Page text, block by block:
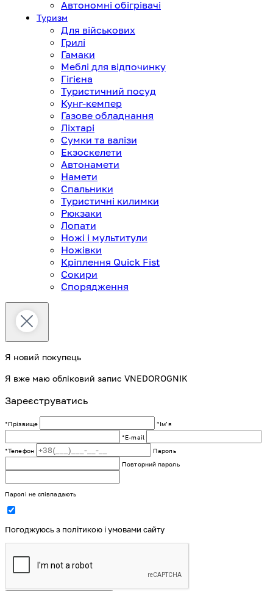
Автономні обігрівачі
Туризм
Для військових
Грилі
Гамаки
Меблі для відпочинку
Гігієна
Туристичний посуд
Кунг-кемпер
Газове обладнання
Ліхтарі
Сумки та валізи
Екзоскелети
Автонамети
Намети
Спальники
Туристичні килимки
Рюкзаки
Лопати
Ножі і мультитули
Ножівки
Кріплення Quick Fist
Сокири
Спорядження
Я новий покупець
Я вже маю обліковий запис VNEDOROGNIK
Зареєструватись
*Прізвище
*Імʼя
*E-mail
*Телефон
Пароль
Повторний пароль
Паролі не співпадають
Погоджуюсь з політикою і умовами сайту